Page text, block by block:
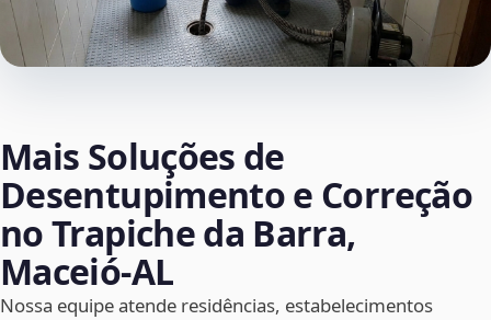
Mais Soluções de
Desentupimento e Correção
no Trapiche da Barra,
Maceió‑AL
Nossa equipe atende residências, estabelecimentos